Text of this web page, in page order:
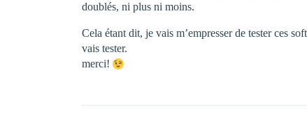
doublés, ni plus ni moins.
Cela étant dit, je vais m’empresser de tester ces
vais tester.
merci!